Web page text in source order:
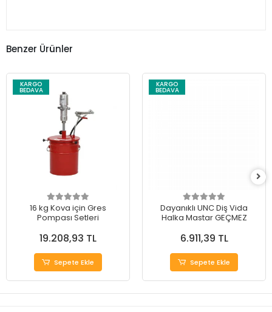
Benzer Ürünler
KARGO
BEDAVA
16 kg Kova için Gres
Pompası Setleri
19.208,93 TL
Sepete Ekle
KARGO
BEDAVA
Dayanıklı UNC Diş Vida
Halka Mastar GEÇMEZ
6.911,39 TL
Sepete Ekle